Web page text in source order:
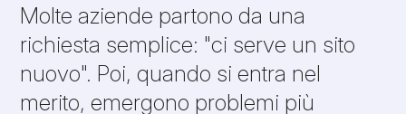
Molte aziende partono da una
richiesta semplice: "ci serve un sito
nuovo". Poi, quando si entra nel
merito, emergono problemi più